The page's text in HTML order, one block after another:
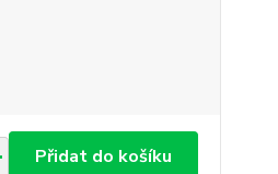
Přidat do košíku